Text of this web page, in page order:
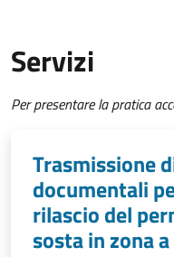
Servizi
Per presentare la pratica
Trasmissione
documentali
rilascio del
sosta in zona